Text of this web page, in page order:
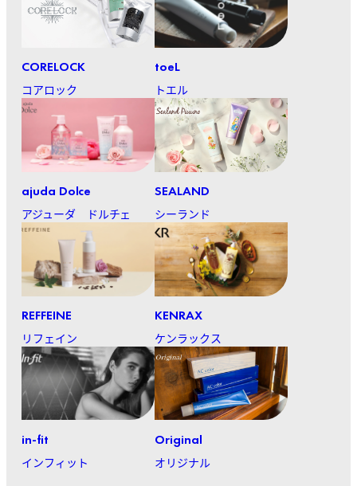
CORELOCK
コアロック
toeL
トエル
ajuda Dolce
アジューダ ドルチェ
SEALAND
シーランド
REFFEINE
リフェイン
KENRAX
ケンラックス
in-fit
インフィット
Original
オリジナル